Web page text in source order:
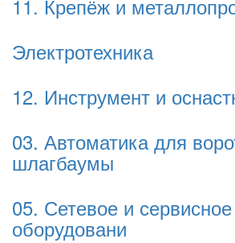
11. Крепёж и
Электротехника
12. Инструмент и
03. Автоматика для
шлагбаумы
05. Сетевое и сервисное
оборудовани